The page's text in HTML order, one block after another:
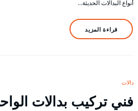
أنواع البدالات الحديثة…
قراءة المزيد
بدالات